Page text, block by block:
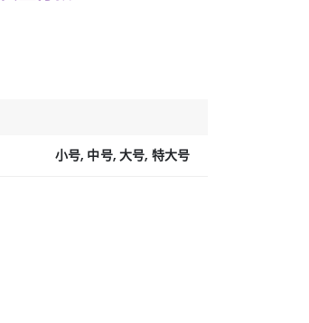
小号, 中号, 大号, 特大号